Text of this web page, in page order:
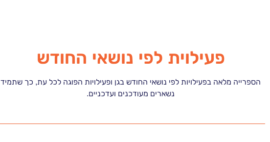
פעילוית לפי נושאי החודש
הספרייה מלאה בפעילויות לפי נושאי החודש בגן ופעילויות הפוגה לכל עת, כך שתמיד
נשארים מעודכנים ועדכניים.